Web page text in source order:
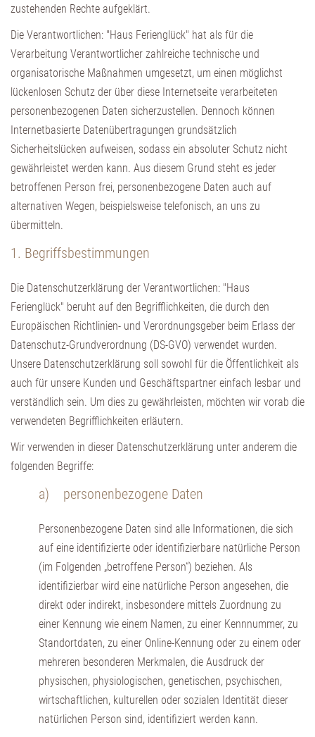
zustehenden Rechte aufgeklärt.
Die Verantwortlichen: "Haus Ferienglück" hat als für die
Verarbeitung Verantwortlicher zahlreiche technische und
organisatorische Maßnahmen umgesetzt, um einen möglichst
lückenlosen Schutz der über diese Internetseite verarbeiteten
personenbezogenen Daten sicherzustellen. Dennoch können
Internetbasierte Datenübertragungen grundsätzlich
Sicherheitslücken aufweisen, sodass ein absoluter Schutz nicht
gewährleistet werden kann. Aus diesem Grund steht es jeder
betroffenen Person frei, personenbezogene Daten auch auf
alternativen Wegen, beispielsweise telefonisch, an uns zu
übermitteln.
1. Begriffsbestimmungen
Die Datenschutzerklärung der Verantwortlichen: "Haus
Ferienglück" beruht auf den Begrifflichkeiten, die durch den
Europäischen Richtlinien- und Verordnungsgeber beim Erlass der
Datenschutz-Grundverordnung (DS-GVO) verwendet wurden.
Unsere Datenschutzerklärung soll sowohl für die Öffentlichkeit als
auch für unsere Kunden und Geschäftspartner einfach lesbar und
verständlich sein. Um dies zu gewährleisten, möchten wir vorab die
verwendeten Begrifflichkeiten erläutern.
Wir verwenden in dieser Datenschutzerklärung unter anderem die
folgenden Begriffe:
a) personenbezogene Daten
Personenbezogene Daten sind alle Informationen, die sich
auf eine identifizierte oder identifizierbare natürliche Person
(im Folgenden „betroffene Person“) beziehen. Als
identifizierbar wird eine natürliche Person angesehen, die
direkt oder indirekt, insbesondere mittels Zuordnung zu
einer Kennung wie einem Namen, zu einer Kennnummer, zu
Standortdaten, zu einer Online-Kennung oder zu einem oder
mehreren besonderen Merkmalen, die Ausdruck der
physischen, physiologischen, genetischen, psychischen,
wirtschaftlichen, kulturellen oder sozialen Identität dieser
natürlichen Person sind, identifiziert werden kann.